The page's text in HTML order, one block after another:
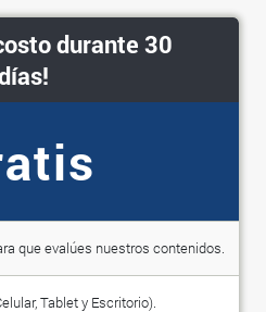
durante 30
que evalúes nuestros contenidos.
Tablet y Escritorio).